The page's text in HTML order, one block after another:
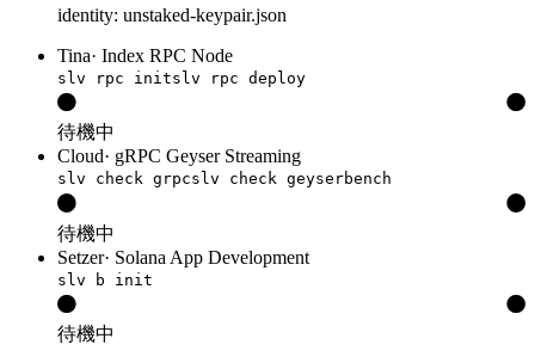
identity: unstaked-keypair.json
Tina· Index RPC Node
slv rpc initslv rpc deploy
待機中
Cloud· gRPC Geyser Streaming
slv check grpcslv check geyserbench
待機中
Setzer· Solana App Development
slv b init
待機中